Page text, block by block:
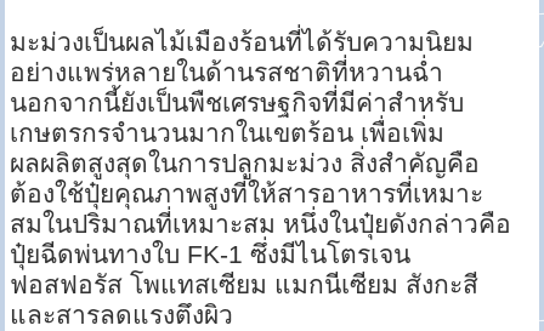
มะม่วงเป็นผลไม้เมืองร้อนที่ได้รับความนิยม
อย่างแพร่หลายในด้านรสชาติที่หวานฉ่ำ
นอกจากนี้ยังเป็นพืชเศรษฐกิจที่มีค่าสำหรับ
เกษตรกรจำนวนมากในเขตร้อน เพื่อเพิ่ม
ผลผลิตสูงสุดในการปลูกมะม่วง สิ่งสำคัญคือ
ต้องใช้ปุ๋ยคุณภาพสูงที่ให้สารอาหารที่เหมาะ
สมในปริมาณที่เหมาะสม หนึ่งในปุ๋ยดังกล่าวคือ
ปุ๋ยฉีดพ่นทางใบ FK-1 ซึ่งมีไนโตรเจน
ฟอสฟอรัส โพแทสเซียม แมกนีเซียม สังกะสี
และสารลดแรงตึงผิว